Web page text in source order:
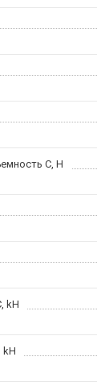
С, H
kН
kH